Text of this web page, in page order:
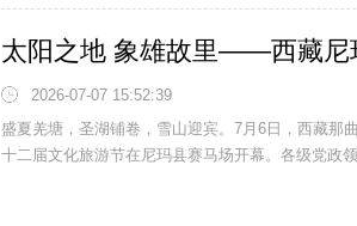
2026-07-07 15:52:39
盛夏羌塘，圣湖铺卷，雪山迎宾。7月6日，西藏那
十二届文化旅游节在尼玛县赛马场开幕。各级党政